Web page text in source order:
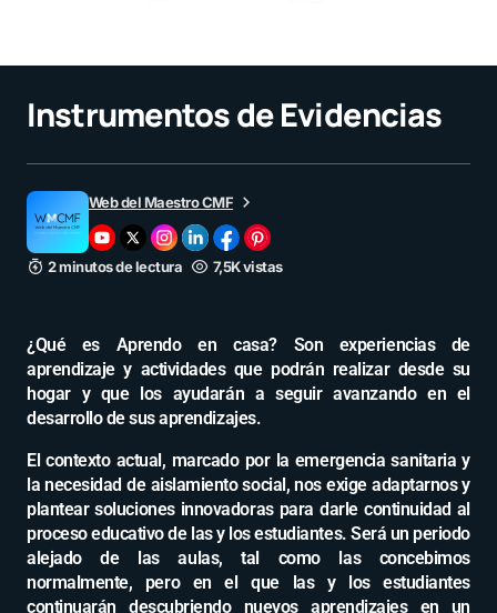
Instrumentos de Evidencias
Web del Maestro CMF
2 minutos de lectura 7,5K vistas
¿Qué es Aprendo en casa? Son experiencias de
aprendizaje y actividades que podrán realizar desde su
hogar y que los ayudarán a seguir avanzando en el
desarrollo de sus aprendizajes.
El contexto actual, marcado por la emergencia sanitaria y
la necesidad de aislamiento social, nos exige adaptarnos y
plantear soluciones innovadoras para darle continuidad al
proceso educativo de las y los estudiantes. Será un periodo
alejado de las aulas, tal como las concebimos
normalmente, pero en el que las y los estudiantes
continuarán descubriendo nuevos aprendizajes en un